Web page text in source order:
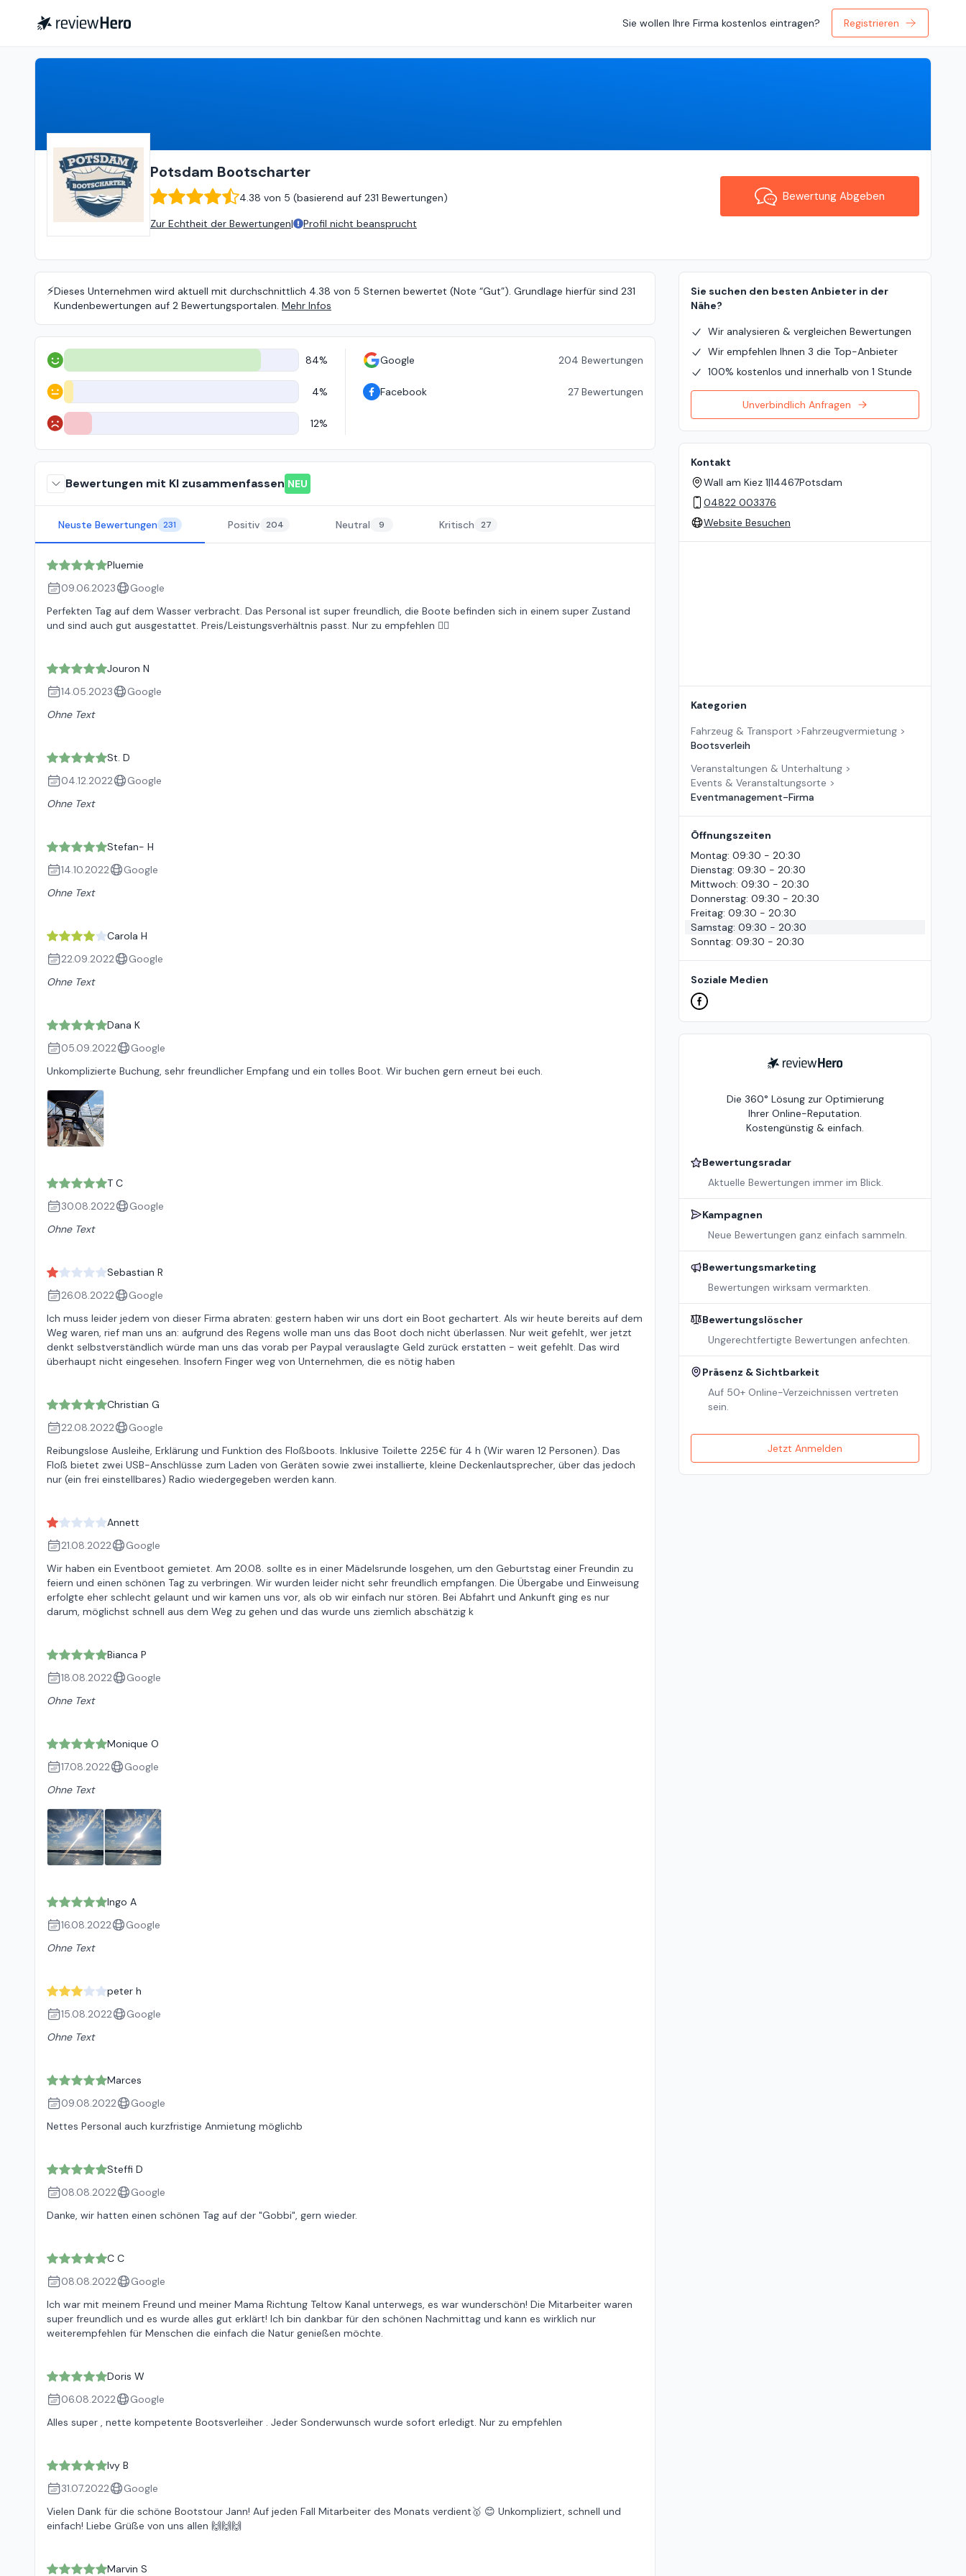
Sie wollen Ihre Firma kostenlos eintragen? Registrieren
Potsdam Bootscharter
4.38 von 5 (basierend auf 231 Bewertungen)
Zur Echtheit der Bewertungen| Profil nicht beansprucht
Bewertung Abgeben
⚡️Dieses Unternehmen wird aktuell mit durchschnittlich 4.38 von 5 Sternen bewertet (Note “Gut”). Grundlage hierfür sind 231
Kundenbewertungen auf 2 Bewertungsportalen. Mehr Infos
Positiv 84%
Neutral 4%
Negativ 12%
Google 204 Bewertungen
Facebook 27 Bewertungen
Bewertungen mit KI zusammenfassen NEU
Neuste Bewertungen 231 Positiv 204 Neutral 9 Kritisch 27
Pluemie
09.06.2023
Google
Perfekten Tag auf dem Wasser verbracht. Das Personal ist super freundlich, die Boote befinden sich in einem super Zustand
und sind auch gut ausgestattet. Preis/Leistungsverhältnis passt. Nur zu empfehlen 👌🏼
Jouron N
14.05.2023
Google
Ohne Text
St. D
04.12.2022
Google
Ohne Text
Stefan- H
14.10.2022
Google
Ohne Text
Carola H
22.09.2022
Google
Ohne Text
Dana K
05.09.2022
Google
Unkomplizierte Buchung, sehr freundlicher Empfang und ein tolles Boot. Wir buchen gern erneut bei euch.
T C
30.08.2022
Google
Ohne Text
Sebastian R
26.08.2022
Google
Ich muss leider jedem von dieser Firma abraten: gestern haben wir uns dort ein Boot gechartert. Als wir heute bereits auf dem
Weg waren, rief man uns an: aufgrund des Regens wolle man uns das Boot doch nicht überlassen. Nur weit gefehlt, wer jetzt
denkt selbstverständlich würde man uns das vorab per Paypal verauslagte Geld zurück erstatten - weit gefehlt. Das wird
überhaupt nicht eingesehen. Insofern Finger weg von Unternehmen, die es nötig haben
Christian G
22.08.2022
Google
Reibungslose Ausleihe, Erklärung und Funktion des Floßboots. Inklusive Toilette 225€ für 4 h (Wir waren 12 Personen). Das
Floß bietet zwei USB-Anschlüsse zum Laden von Geräten sowie zwei installierte, kleine Deckenlautsprecher, über das jedoch
nur (ein frei einstellbares) Radio wiedergegeben werden kann.
Annett
21.08.2022
Google
Wir haben ein Eventboot gemietet. Am 20.08. sollte es in einer Mädelsrunde losgehen, um den Geburtstag einer Freundin zu
feiern und einen schönen Tag zu verbringen. Wir wurden leider nicht sehr freundlich empfangen. Die Übergabe und Einweisung
erfolgte eher schlecht gelaunt und wir kamen uns vor, als ob wir einfach nur stören. Bei Abfahrt und Ankunft ging es nur
darum, möglichst schnell aus dem Weg zu gehen und das wurde uns ziemlich abschätzig k
Bianca P
18.08.2022
Google
Ohne Text
Monique O
17.08.2022
Google
Ohne Text
Ingo A
16.08.2022
Google
Ohne Text
peter h
15.08.2022
Google
Ohne Text
Marces
09.08.2022
Google
Nettes Personal auch kurzfristige Anmietung möglichb
Steffi D
08.08.2022
Google
Danke, wir hatten einen schönen Tag auf der "Gobbi", gern wieder.
C C
08.08.2022
Google
Ich war mit meinem Freund und meiner Mama Richtung Teltow Kanal unterwegs, es war wunderschön! Die Mitarbeiter waren
super freundlich und es wurde alles gut erklärt! Ich bin dankbar für den schönen Nachmittag und kann es wirklich nur
weiterempfehlen für Menschen die einfach die Natur genießen möchte.
Doris W
06.08.2022
Google
Alles super , nette kompetente Bootsverleiher . Jeder Sonderwunsch wurde sofort erledigt. Nur zu empfehlen
Ivy B
31.07.2022
Google
Vielen Dank für die schöne Bootstour Jann! Auf jeden Fall Mitarbeiter des Monats verdient🥇 😊 Unkompliziert, schnell und
einfach! Liebe Grüße von uns allen 🙌🙌🙌
Marvin S
Sie suchen den besten Anbieter in der
Nähe?
Wir analysieren & vergleichen Bewertungen
Wir empfehlen Ihnen 3 die Top-Anbieter
100% kostenlos und innerhalb von 1 Stunde
Unverbindlich Anfragen
Kontakt
Wall am Kiez 1|14467Potsdam
04822 003376
Website Besuchen
Kategorien
Fahrzeug & Transport >Fahrzeugvermietung >
Bootsverleih
Veranstaltungen & Unterhaltung >
Events & Veranstaltungsorte >
Eventmanagement-Firma
Öffnungszeiten
Montag: 09:30 - 20:30
Dienstag: 09:30 - 20:30
Mittwoch: 09:30 - 20:30
Donnerstag: 09:30 - 20:30
Freitag: 09:30 - 20:30
Samstag: 09:30 - 20:30
Sonntag: 09:30 - 20:30
Soziale Medien
ReviewHero
Die 360° Lösung zur Optimierung
Ihrer Online-Reputation.
Kostengünstig & einfach.
Bewertungsradar
Aktuelle Bewertungen immer im Blick.
Kampagnen
Neue Bewertungen ganz einfach sammeln.
Bewertungsmarketing
Bewertungen wirksam vermarkten.
Bewertungslöscher
Ungerechtfertigte Bewertungen anfechten.
Präsenz & Sichtbarkeit
Auf 50+ Online-Verzeichnissen vertreten
sein.
Jetzt Anmelden